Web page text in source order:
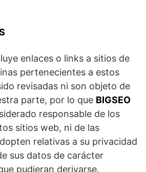
enlaces o links a sitios de
pertenecientes a estos
revisadas ni son objeto de
parte, por lo que BIGSEO
responsable de los
sitios web, ni de las
relativas a su privacidad
sus datos de carácter
pudieran derivarse.